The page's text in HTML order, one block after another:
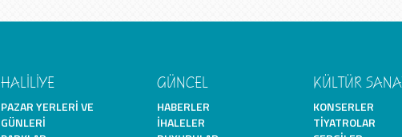
HALİLİYE
PAZAR YERLERI VE
GÜNLERI
GÜNCEL
HABERLER
İHALELER
KÜLTÜR
KONSERLER
TIYATROLAR